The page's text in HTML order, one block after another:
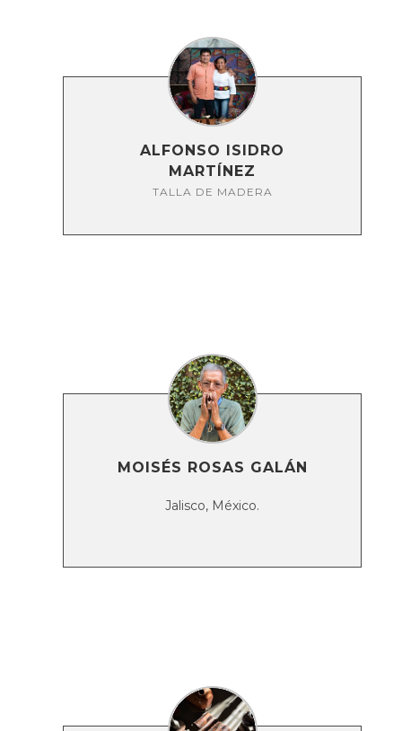
ALFONSO ISIDRO
MARTÍNEZ
TALLA DE MADERA
MOISÉS ROSAS GALÁN
Jalisco, México.